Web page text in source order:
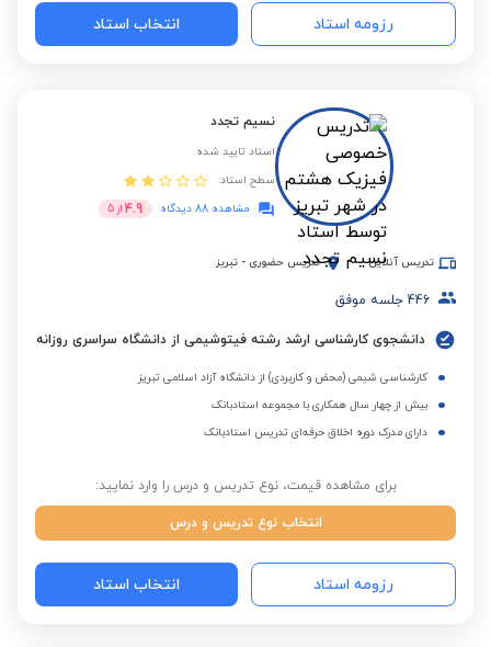
رزومه استاد انتخاب استاد
نسیم تجدد
استاد تایید شده
سطح استاد:
مشاهده 88 دیدگاه
4.9 از 5
تدریس آنلاین تدریس حضوری - تبریز
446 جلسه موفق
دانشجوی کارشناسی ارشد رشته فیتوشیمی از دانشگاه سراسری روزانه
کارشناسی شیمی (محض و کاربردی) از دانشگاه آزاد اسلامی تبریز
بیش از چهار سال همکاری با مجموعه استادبانک
دارای مدرک دوره اخلاق حرفه‌ای تدریس استادبانک
برای مشاهده قیمت، نوع تدریس و درس را وارد نمایید:
انتخاب نوع تدریس و درس
رزومه استاد انتخاب استاد